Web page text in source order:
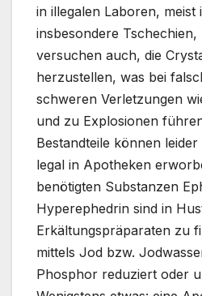
in illegalen Laboren, meist
insbesondere
versuchen auch, die
herzustellen, was bei
schweren Verletzungen
und zu Explosionen
Bestandteile können
legal in Apotheken
benötigten Substanzen
Hyperephedrin sind in
Erkältungspräparaten zu
mittels Jod bzw.
Phosphor reduziert oder